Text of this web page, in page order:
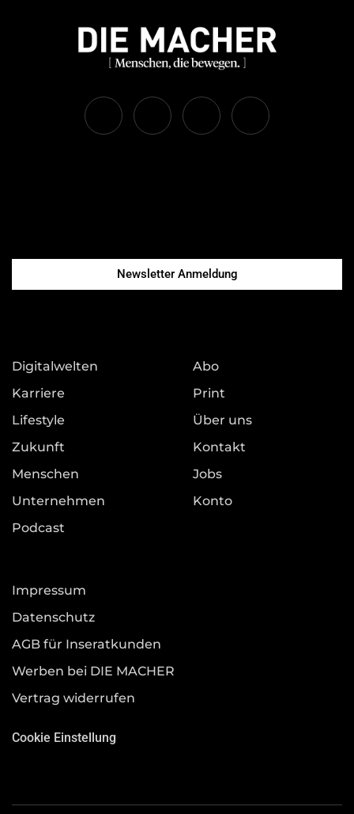
Newsletter Anmeldung
Digitalwelten
Karriere
Lifestyle
Zukunft
Menschen
Unternehmen
Podcast
Abo
Print
Über uns
Kontakt
Jobs
Konto
Impressum
Datenschutz
AGB für Inseratkunden
Werben bei DIE MACHER
Vertrag widerrufen
Cookie Einstellung